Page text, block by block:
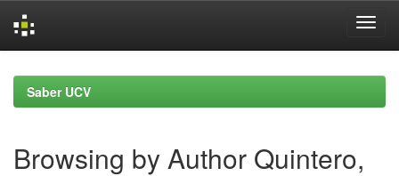
navigationSaber UCV
Browsing by Author Quintero,